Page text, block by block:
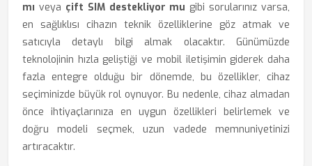
mı veya çift SIM destekliyor mu gibi sorularınız varsa,
en sağlıklısı cihazın teknik özelliklerine göz atmak ve
satıcıyla detaylı bilgi almak olacaktır. Günümüzde
teknolojinin hızla geliştiği ve mobil iletişimin giderek daha
fazla entegre olduğu bir dönemde, bu özellikler, cihaz
seçiminizde büyük rol oynuyor. Bu nedenle, cihaz almadan
önce ihtiyaçlarınıza en uygun özellikleri belirlemek ve
doğru modeli seçmek, uzun vadede memnuniyetinizi
artıracaktır.